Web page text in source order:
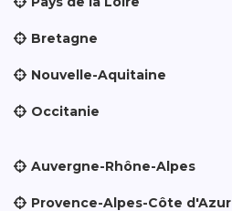
Bretagne
Nouvelle-Aquitaine
Occitanie
Auvergne-Rhône-Alpes
Provence-Alpes-Côte d'Azur